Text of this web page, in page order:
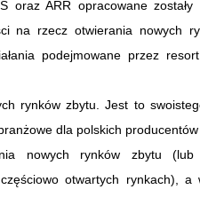
oraz ARR opracowane zostały
na rzecz otwierania
podejmowane przez
rynków zbytu. Jest to
dla polskich producentów
nowych rynków zbytu (lub
otwartych rynkach), a